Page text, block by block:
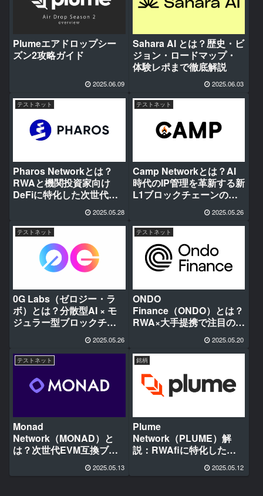
Plumeエアドロップシー
ズン2攻略ガイド
2025.06.09
Sahara AI とは？歴史・ビ
ジョン・ロードマップ・
体験レポまで徹底解説
2025.06.03
テストネット
Pharos Networkとは？
RWAと機関投資家向け
DeFiに特化した次世代レ
イヤー1ブロックチェーン
の全貌・特徴・将来性を
徹底解説
2025.05.28
テストネット
Camp Networkとは？AI
時代のIP管理を革新する新
L1ブロックチェーンの全
貌・特徴・将来性を徹底
2025.05.26
テストネット
0G Labs（ゼロジー・ラ
ボ）とは？分散型AI × モ
ジュラー型ブロックチェ
ーンの最前線を徹底解説2025.05.26
テストネット
ONDO
Finance（ONDO）とは？
RWA×大手提携で注目のト
ークン化プラットフォー
2025.05.20
テストネット
Monad
Network（MONAD）と
は？次世代EVM互換ブロ
ックチェーンの全貌を解
説
2025.05.13
銘柄
Plume
Network（PLUME）解
説：RWAfiに特化した新
たなL1ブロックチェーン
2025.05.12